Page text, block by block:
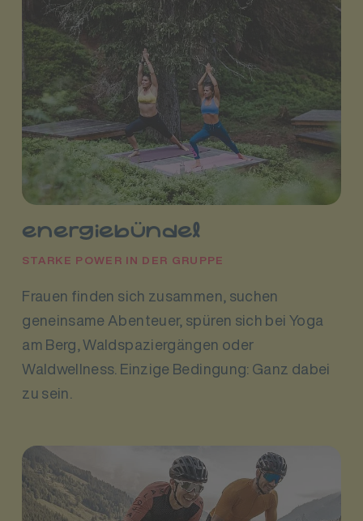
energiebündel
STARKE POWER IN DER GRUPPE
Frauen finden sich zusammen, suchen
geneinsame Abenteuer, spüren sich bei Yoga
am Berg, Waldspaziergängen oder
Waldwellness. Einzige Bedingung: Ganz dabei
zu sein.